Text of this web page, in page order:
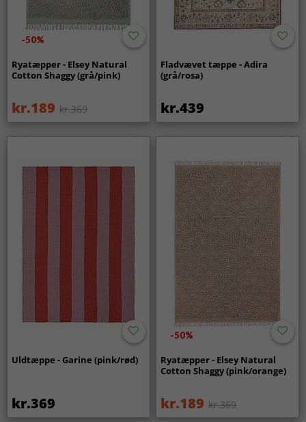
-50%
Ryatæpper - Elsey Natural
Cotton Shaggy (grå/pink)
kr.189 kr.369
Fladvævet tæppe - Adira
(grå/rosa)
kr.439
Uldtæppe - Garine (pink/rød)
kr.369
-50%
Ryatæpper - Elsey Natural
Cotton Shaggy (pink/orange)
kr.189 kr.369